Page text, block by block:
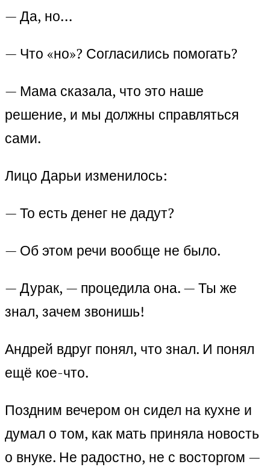
— Да, но…
— Что «но»? Согласились помогать?
— Мама сказала, что это наше
решение, и мы должны справляться
сами.
Лицо Дарьи изменилось:
— То есть денег не дадут?
— Об этом речи вообще не было.
— Дурак, — процедила она. — Ты же
знал, зачем звонишь!
Андрей вдруг понял, что знал. И понял
ещё кое-что.
Поздним вечером он сидел на кухне и
думал о том, как мать приняла новость
о внуке. Не радостно, не с восторгом —